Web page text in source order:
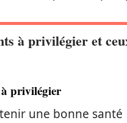
à privilégier et
privilégier
une bonne santé